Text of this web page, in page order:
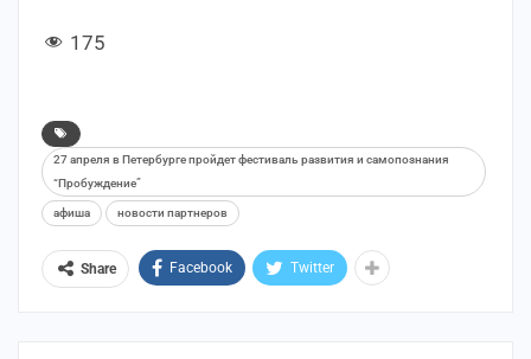
175
27 апреля в Петербурге пройдет фестиваль развития и самопознания
“Пробуждение”
афиша новости партнеров
Share Facebook Twitter